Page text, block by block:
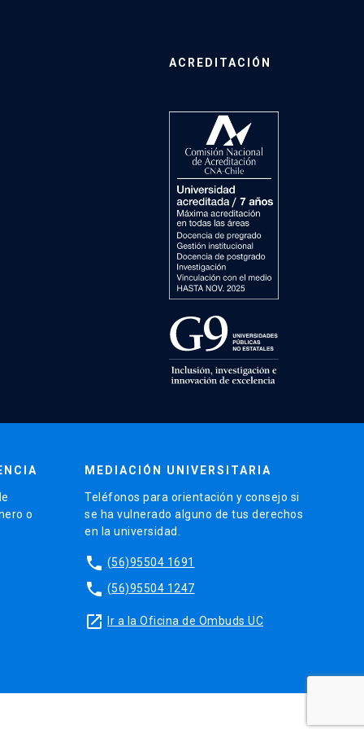
ACREDITACIÓN
o
MEDIACIÓN UNIVERSITARIA
Teléfonos para orientación y consejo si
se ha vulnerado alguno de tus derechos
en la universidad.
phone (56)95504 1691
phone (56)95504 1247
launch Ir a la Oficina de Ombuds UC